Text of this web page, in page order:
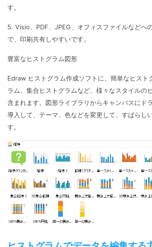
す。
5. Visio、PDF、JPEG、オフィスファイルなどへ
で、印刷共有しやすいです。
豊富なヒストグラム図形
Edraw ヒストグラム作成ソフトに、簡単なヒスト
ラム、集合ヒストグラムなど、様々なスタイルの
含まれます。図形ライブラリからキャンパスにド
導入して、テーマ、色などを変更して、すばらし
す。